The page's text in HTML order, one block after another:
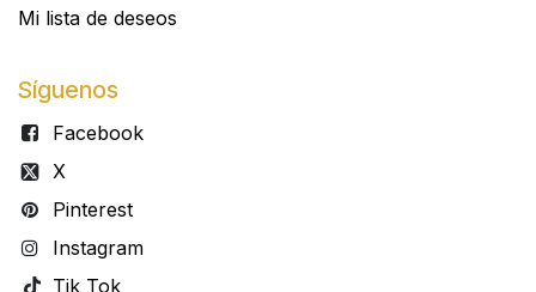
Mi lista de deseos
Síguenos
Facebook
X
Pinterest
Instagram
Tik Tok